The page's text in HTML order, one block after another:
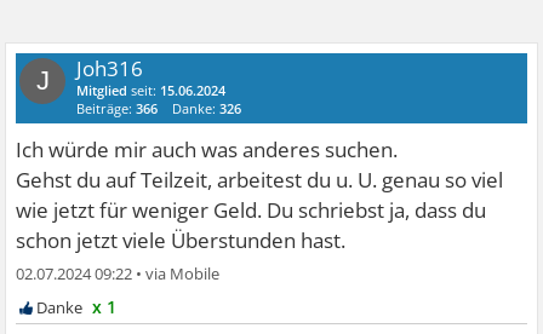
J Joh316
Mitglied seit: 15.06.2024
Beiträge:366 Danke:326
Ich würde mir auch was anderes suchen.
Gehst du auf Teilzeit, arbeitest du u. U. genau so viel
wie jetzt für weniger Geld. Du schriebst ja, dass du
schon jetzt viele Überstunden hast.
02.07.2024 09:22 •
x 1